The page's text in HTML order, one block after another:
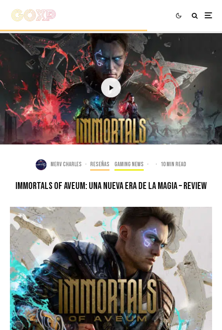
Merv Charles · Reseñas Gaming news · · 10 min read
Immortals of Aveum: Una Nueva Era De La Magia – Review